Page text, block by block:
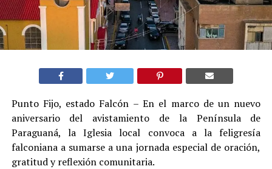
Punto Fijo, estado Falcón – En el marco de un nuevo
aniversario del avistamiento de la Península de
Paraguaná, la Iglesia local convoca a la feligresía
falconiana a sumarse a una jornada especial de oración,
gratitud y reflexión comunitaria.